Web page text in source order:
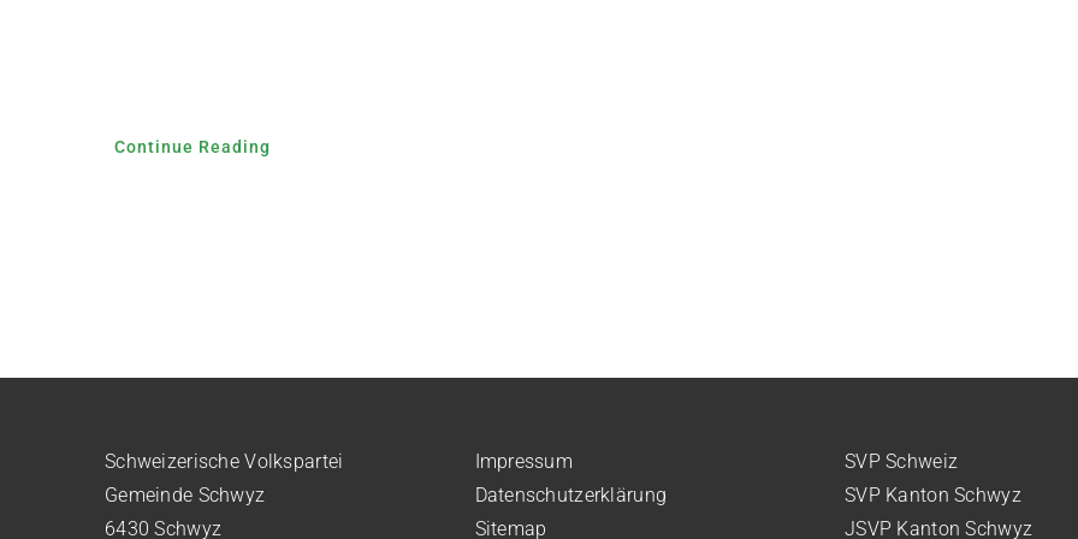
Continue Reading
Schweizerische Volkspartei
Gemeinde Schwyz
6430 Schwyz
Impressum
Datenschutzerklärung
Sitemap
SVP Schweiz
SVP Kanton Schwyz
JSVP Kanton Schwyz